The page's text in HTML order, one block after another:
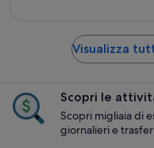
Visualizza
Scopri le
Scopri migliaia di
giornalieri e